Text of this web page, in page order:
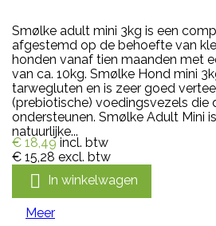
Smølke adult mini 3kg is een
afgestemd op de behoefte van
honden vanaf tien maanden met
van ca. 10kg. Smølke Hond mini
tarwegluten en is zeer goed
(prebiotische) voedingsvezels die
ondersteunen. Smølke Adult Mini
natuurlijke...
€ 18,49 incl. btw
€ 15,28 excl. btw
 In winkelwagen
Meer